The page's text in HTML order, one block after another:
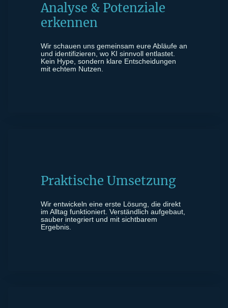
Analyse & Potenziale
erkennen
Wir schauen uns gemeinsam eure Abläufe an
und identifizieren, wo KI sinnvoll entlastet.
Kein Hype, sondern klare Entscheidungen
mit echtem Nutzen.
Praktische Umsetzung
Wir entwickeln eine erste Lösung, die direkt
im Alltag funktioniert. Verständlich aufgebaut,
sauber integriert und mit sichtbarem
Ergebnis.